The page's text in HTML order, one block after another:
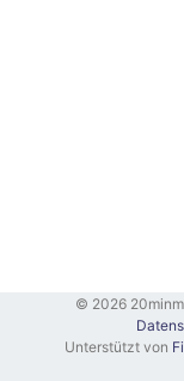
© 2026
Unterstützt von